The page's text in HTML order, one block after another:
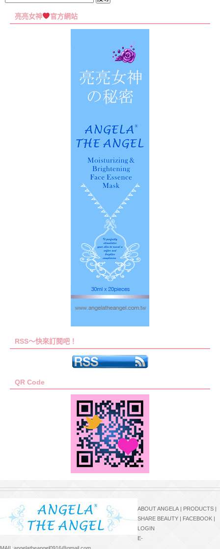
關
亮亮女神 官方網站
RSS～快來訂閱吧！
QR Code
ABOUT ANGELA | PRODUCTS |
SHARE BEAUTY | FACEBOOK |
LOGIN
E-